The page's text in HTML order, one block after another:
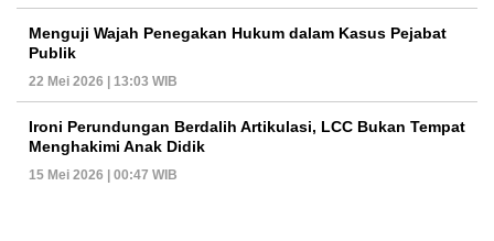
Menguji Wajah Penegakan Hukum dalam Kasus Pejabat
Publik
22 Mei 2026 | 13:03 WIB
Ironi Perundungan Berdalih Artikulasi, LCC Bukan Tempat
Menghakimi Anak Didik
15 Mei 2026 | 00:47 WIB